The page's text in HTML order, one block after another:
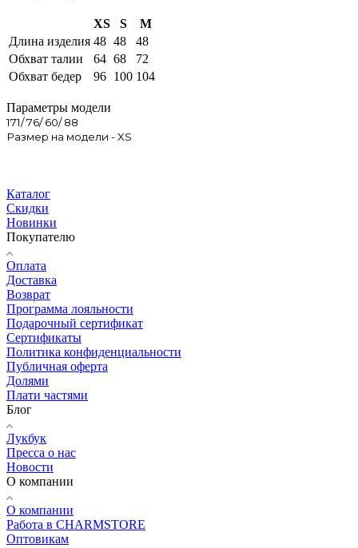
XS S
M
Длина изделия 48 48
48
Обхват талии
64 68
72
Обхват бедер
96 100 104
Параметры модели
171/ 76/ 60/ 88
Размер на модели - XS
Каталог
Скидки
Новинки
Покупателю
Оплата
Доставка
Возврат
Программа лояльности
Подарочный сертификат
Сертификаты
Политика конфиденциальности
Публичная оферта
Долями
Плати частями
Блог
Лукбук
Пресса о нас
Новости
О компании
О компании
Работа в CHARMSTORE
Оптовикам